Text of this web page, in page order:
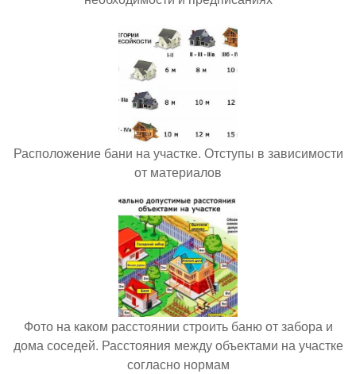
Расположение бани на участке. Отступы в зависимости
от материалов
Фото на каком расстоянии строить баню от забора и
дома соседей. Расстояния между объектами на участке
согласно нормам